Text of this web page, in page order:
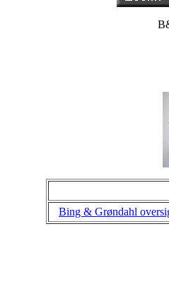
Bing & Grøndahl